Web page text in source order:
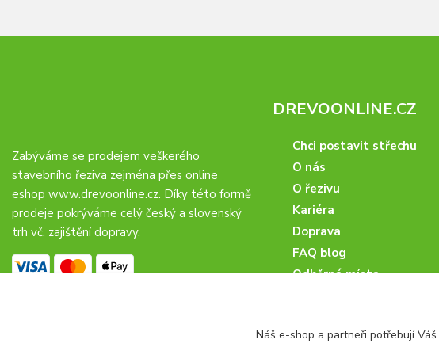
Zabýváme se prodejem veškerého
stavebního řeziva zejména přes online
eshop www.drevoonline.cz. Díky této formě
prodeje pokrýváme celý český a slovenský
trh vč. zajištění dopravy.
DREVOONLINE.CZ
Chci postavit střechu
O nás
O řezivu
Kariéra
Doprava
FAQ blog
Odběrná místa
Obchodní partneři
Náš e-shop a partneři potřebují Váš